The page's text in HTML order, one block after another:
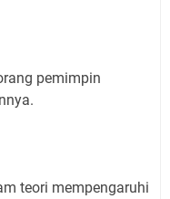
pemimpin
teori mempengaruhi